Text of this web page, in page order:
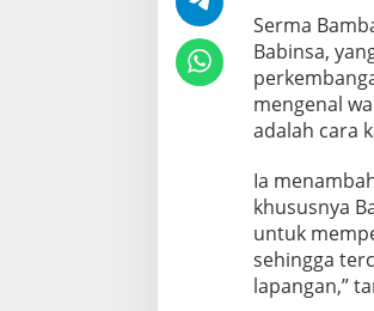
g
n
W
a
r
M
e
l
a
u
Serma
Babinsa,
mengenal
adalah cara
Ia
khususnya
untuk
sehingga
lapangan,”